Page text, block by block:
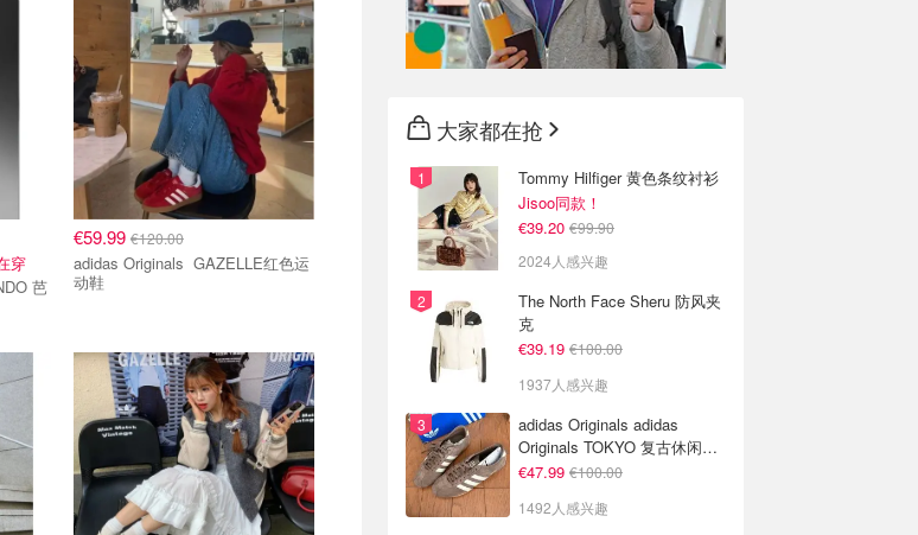
穿
€59.99 €120.00
adidas Originals GAZELLE红色运
动鞋
大家都在抢
Tommy Hilfiger 黄色条纹衬衫
Jisoo同款！
€39.20 €99.90
2024人感兴趣
The North Face Sheru 防风夹
克
€39.19 €100.00
1937人感兴趣
adidas Originals adidas
Originals TOKYO 复古休闲鞋
深棕色
€47.99 €100.00
1492人感兴趣